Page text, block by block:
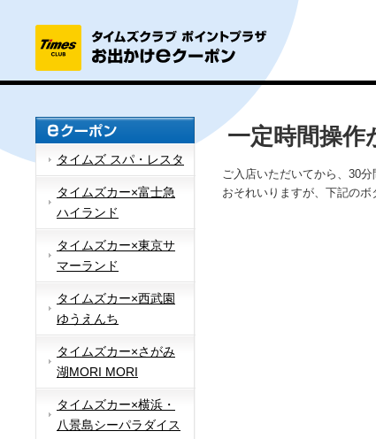
タイムズ スパ・レスタ
タイムズカー×富士急
ハイランド
タイムズカー×東京サ
マーランド
タイムズカー×西武園
ゆうえんち
タイムズカー×さがみ
湖MORI MORI
タイムズカー×横浜・
八景島シーパラダイス
一定時間操作
ご入店いただいてから、30
おそれいりますが、下記のボ